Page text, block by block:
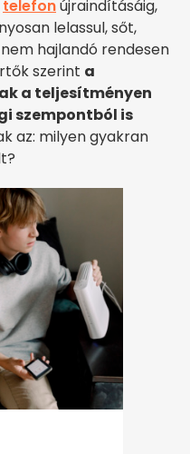
telefonújraindításáig,
lelassul, sőt,
hajlandó rendesen
szerint a
a teljesítményen
szempontból is
az: milyen gyakran